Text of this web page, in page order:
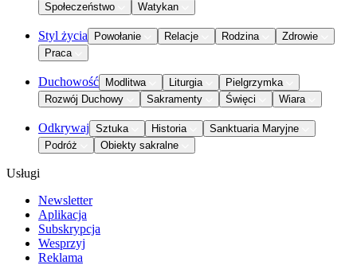
Społeczeństwo
Watykan
Styl życia Powołanie Relacje Rodzina
Zdrowie
Praca
Duchowość Modlitwa Liturgia
Pielgrzymka
Rozwój Duchowy
Sakramenty Święci Wiara
Odkrywaj Sztuka Historia
Sanktuaria Maryjne
Podróż
Obiekty sakralne
Usługi
Newsletter
Aplikacja
Subskrypcja
Wesprzyj
Reklama